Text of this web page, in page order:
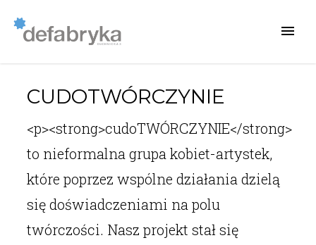
CUDOTWÓRCZYNIE
<p><strong>cudoTWÓRCZYNIE</strong>
to nieformalna grupa kobiet-artystek,
które poprzez wspólne działania dzielą
się doświadczeniami na polu
twórczości. Nasz projekt stał się